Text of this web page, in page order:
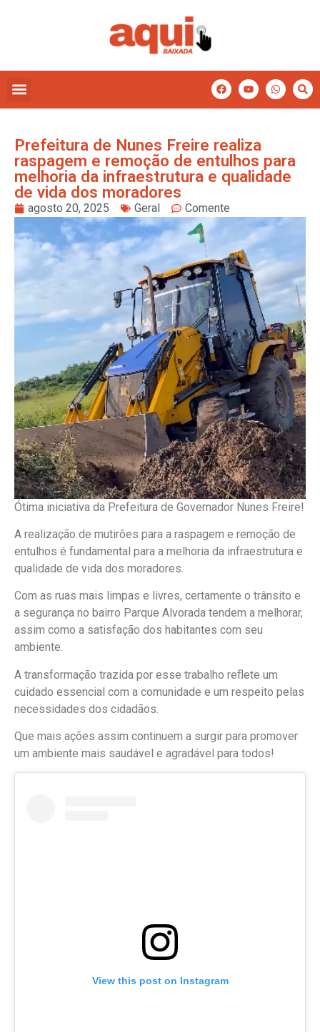
Prefeitura de Nunes Freire realiza
raspagem e remoção de entulhos para
melhoria da infraestrutura e qualidade
de vida dos moradores
agosto 20, 2025 Geral Comente
Ótima iniciativa da Prefeitura de Governador Nunes Freire!
A realização de mutirões para a raspagem e remoção de
entulhos é fundamental para a melhoria da infraestrutura e
qualidade de vida dos moradores.
Com as ruas mais limpas e livres, certamente o trânsito e
a segurança no bairro Parque Alvorada tendem a melhorar,
assim como a satisfação dos habitantes com seu
ambiente.
A transformação trazida por esse trabalho reflete um
cuidado essencial com a comunidade e um respeito pelas
necessidades dos cidadãos.
Que mais ações assim continuem a surgir para promover
um ambiente mais saudável e agradável para todos!
View this post on Instagram